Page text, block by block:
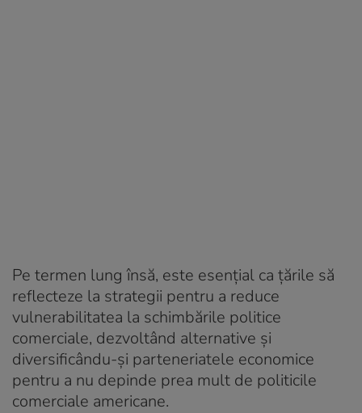
Pe termen lung însă, este esențial ca țările să
reflecteze la strategii pentru a reduce
vulnerabilitatea la schimbările politice
comerciale, dezvoltând alternative și
diversificându-și parteneriatele economice
pentru a nu depinde prea mult de politicile
comerciale americane.